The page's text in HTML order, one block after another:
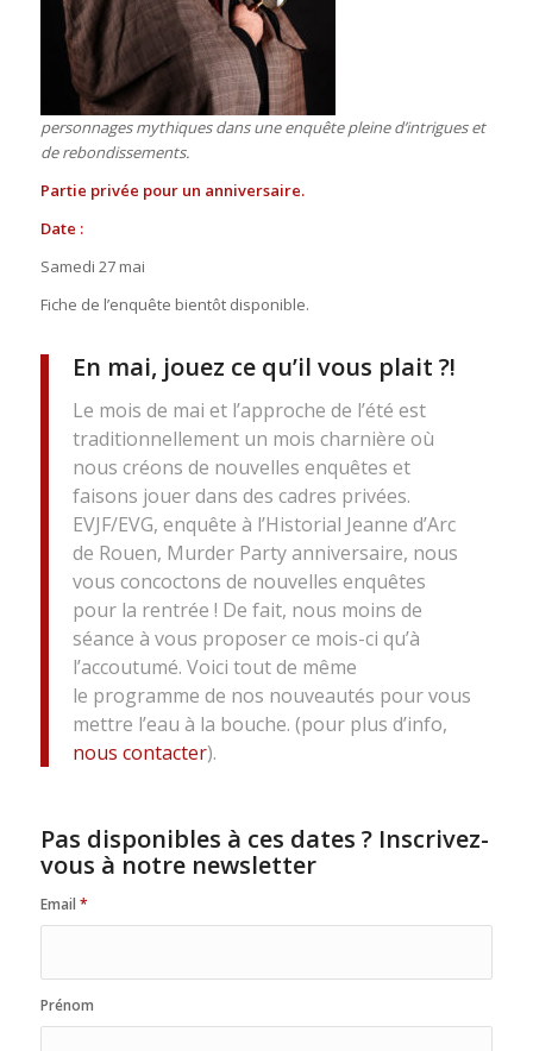
personnages mythiques dans une enquête pleine d’intrigues et
de rebondissements.
Partie privée pour un anniversaire.
Date :
Samedi 27 mai
Fiche de l’enquête bientôt disponible.
En mai, jouez ce qu’il vous plait ?!
Le mois de mai et l’approche de l’été est
traditionnellement un mois charnière où
nous créons de nouvelles enquêtes et
faisons jouer dans des cadres privées.
EVJF/EVG, enquête à l’Historial Jeanne d’Arc
de Rouen, Murder Party anniversaire, nous
vous concoctons de nouvelles enquêtes
pour la rentrée ! De fait, nous moins de
séance à vous proposer ce mois-ci qu’à
l’accoutumé. Voici tout de même
le programme de nos nouveautés pour vous
mettre l’eau à la bouche. (pour plus d’info,
nous contacter).
Pas disponibles à ces dates ? Inscrivez-
vous à notre newsletter
Email *
Prénom